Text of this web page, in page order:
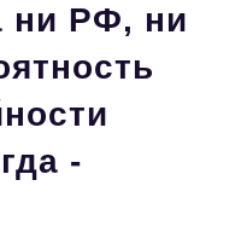
ни РФ, ни
-